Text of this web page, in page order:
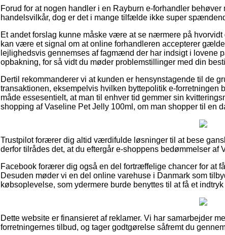
Forud for at nogen handler i en Rayburn e-forhandler
handelsvilkår, dog er det i mange tilfælde ikke super
Et andet forslag kunne måske være at se nærmere på
kan være et signal om at online forhandleren accepterer
lejlighedsvis gennemses af fagmænd der har indsigt i lovene
opbakning, for så vidt du møder problemstillinger med din
Dertil rekommanderer vi at kunden er hensynstagende til de
transaktionen, eksempelvis hvilken byttepolitik e-forretningen
måde essesentielt, at man til enhver tid gemmer sin
shopping af Vaseline Pet Jelly 100ml, om man shopper til en
Trustpilot forærer dig altid værdifulde løsninger til at bese
derfor tilrådes det, at du eftergår e-shoppens bedømmelser af
Facebook forærer dig også en del fortræffelige chancer for at
Desuden møder vi en del online varehuse i Danmark som
købsoplevelse, som ydermere burde benyttes til at få et
Dette website er finansieret af reklamer. Vi har samarbejder
forretningernes tilbud, og tager godtgørelse såfremt du